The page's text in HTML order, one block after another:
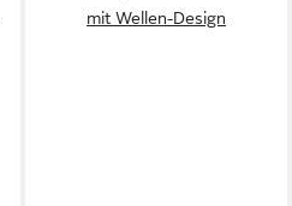
mit Wellen-Design